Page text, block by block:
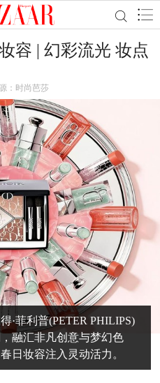
容 | 幻彩流光 妆点
：时尚芭莎
·菲利普(PETER PHILIPS)
融汇非凡创意与梦幻色
日妆容注入灵动活力。